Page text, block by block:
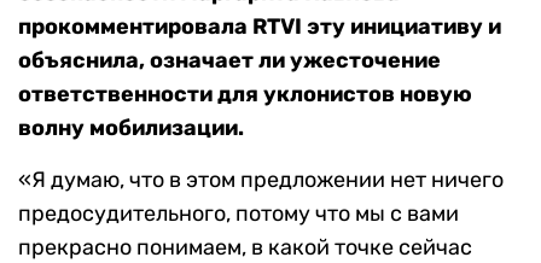
прокомментировала RTVI эту инициативу и
объяснила, означает ли ужесточение
ответственности для уклонистов новую
волну мобилизации.
«Я думаю, что в этом предложении нет ничего
предосудительного, потому что мы с вами
прекрасно понимаем, в какой точке сейчас